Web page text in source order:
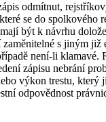
odmítnut,
se do spolkového
být k návrhu
zaměnitelné s jiným již
není-li klamavé.
zápisu nebrání
výkon trestu, který
odpovědnost